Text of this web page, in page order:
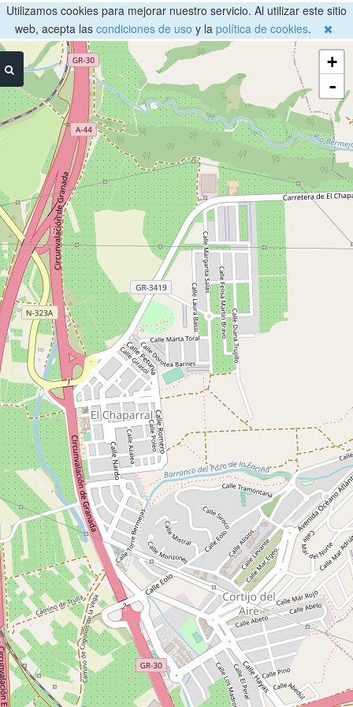
Utilizamos cookies para mejorar nuestro servicio. Al utilizar este sitio
web, acepta las condiciones de uso y la política de cookies.
+
-